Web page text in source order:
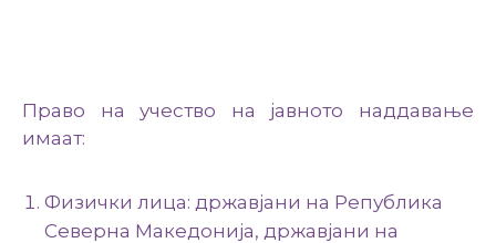
Право на учество на јавното наддавање
имаат:
Физички лица: државјани на Република
Северна Македонија, државјани на